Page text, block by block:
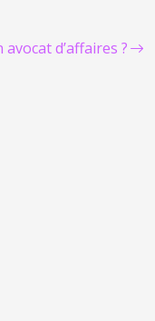
d’affaires ?